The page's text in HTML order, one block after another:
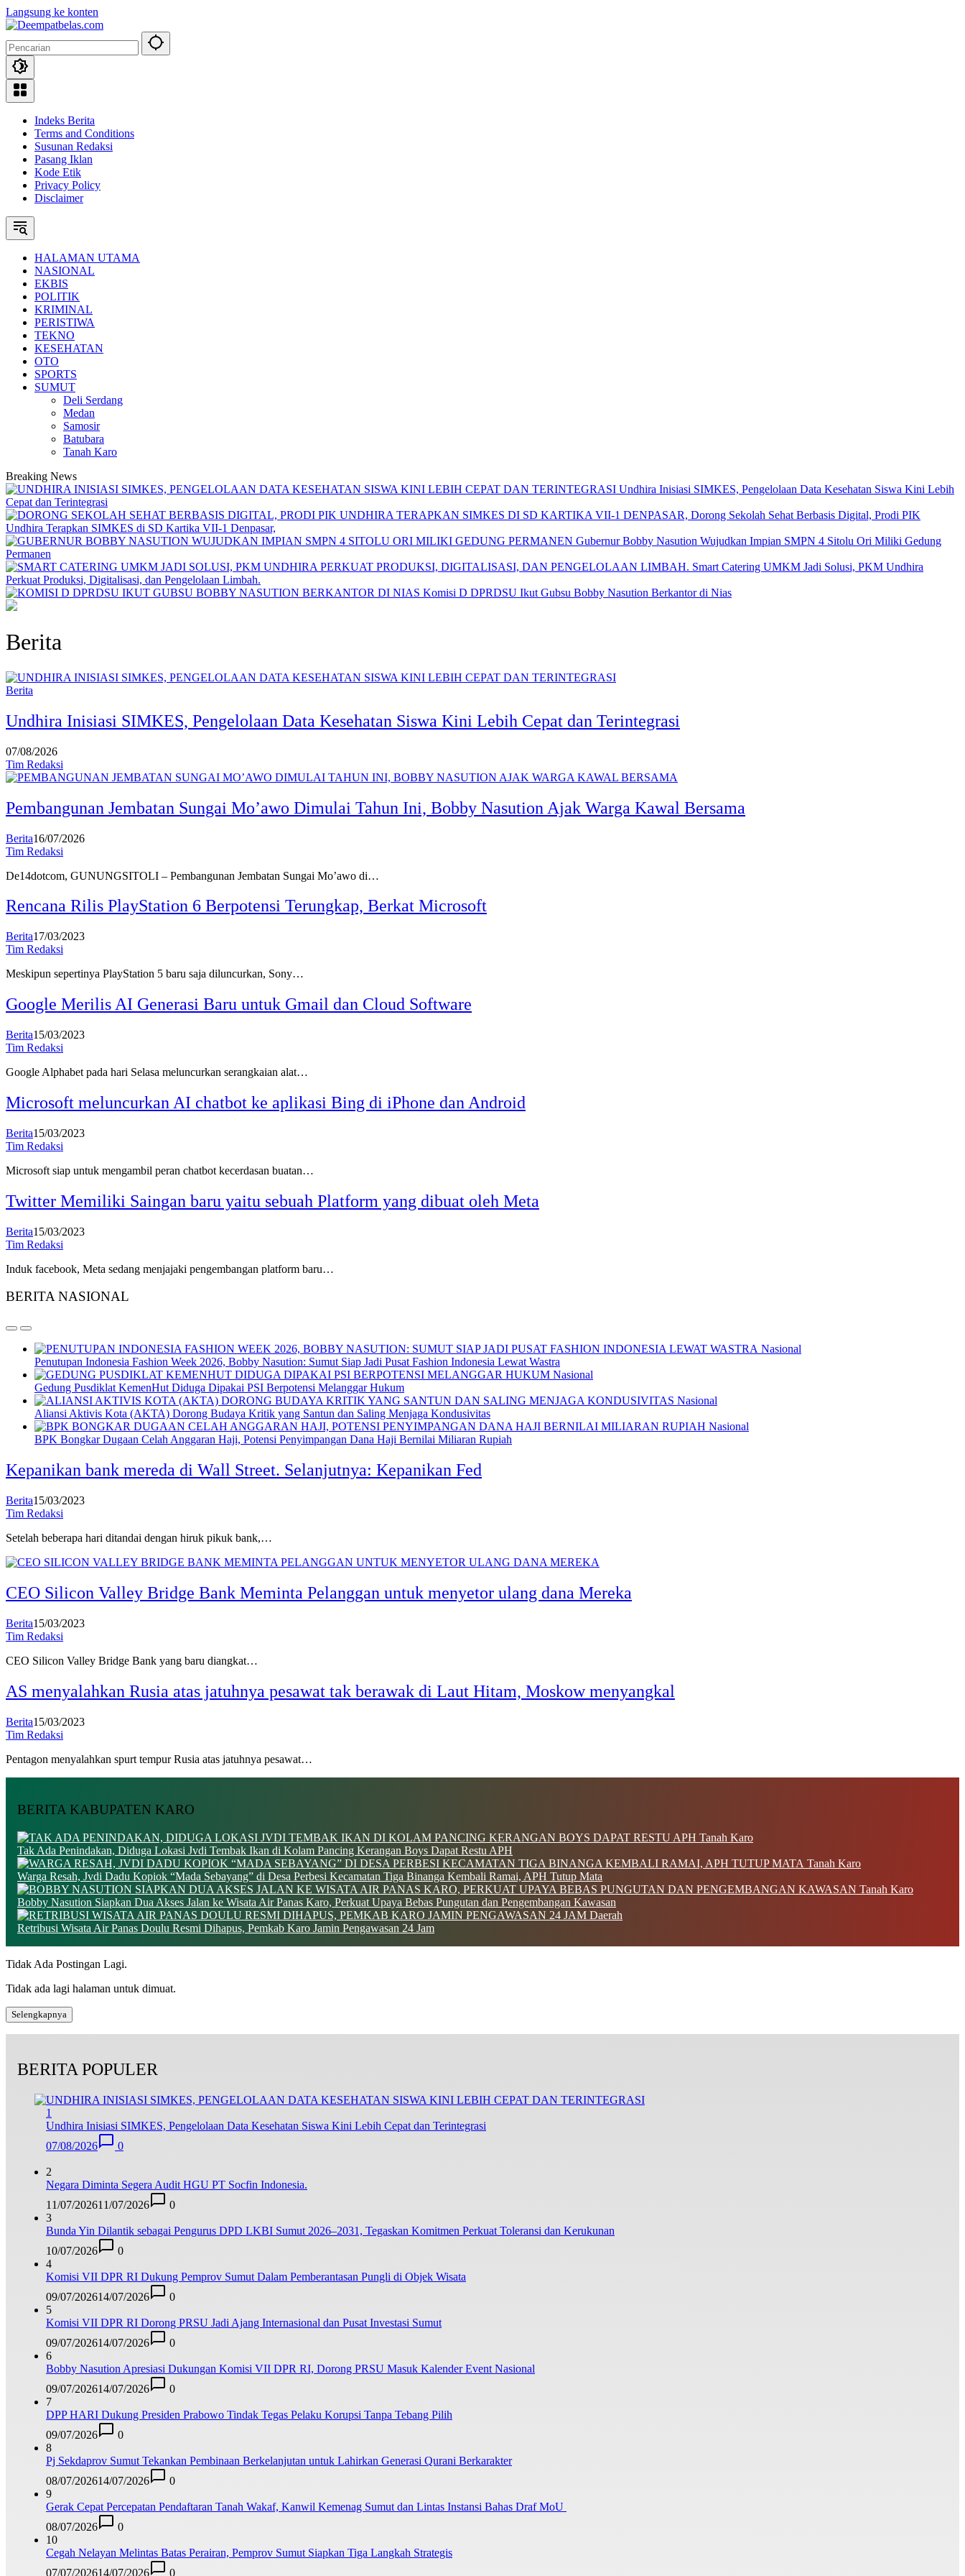
Langsung ke konten
Indeks Berita
Terms and Conditions
Susunan Redaksi
Pasang Iklan
Kode Etik
Privacy Policy
Disclaimer
HALAMAN UTAMA
NASIONAL
EKBIS
POLITIK
KRIMINAL
PERISTIWA
TEKNO
KESEHATAN
OTO
SPORTS
SUMUT
Deli Serdang
Medan
Samosir
Batubara
Tanah Karo
Breaking News
Undhira Inisiasi SIMKES, Pengelolaan Data Kesehatan Siswa Kini Lebih
Cepat dan Terintegrasi
Dorong Sekolah Sehat Berbasis Digital, Prodi PIK
Undhira Terapkan SIMKES di SD Kartika VII-1 Denpasar,
Gubernur Bobby Nasution Wujudkan Impian SMPN 4 Sitolu Ori Miliki Gedung
Permanen
Smart Catering UMKM Jadi Solusi, PKM Undhira
Perkuat Produksi, Digitalisasi, dan Pengelolaan Limbah.
Komisi D DPRDSU Ikut Gubsu Bobby Nasution Berkantor di Nias
Berita
Berita
Undhira Inisiasi SIMKES, Pengelolaan Data Kesehatan Siswa Kini Lebih Cepat dan Terintegrasi
07/08/2026
Tim Redaksi
Pembangunan Jembatan Sungai Mo’awo Dimulai Tahun Ini, Bobby Nasution Ajak Warga Kawal Bersama
Berita16/07/2026
Tim Redaksi
De14dotcom, GUNUNGSITOLI – Pembangunan Jembatan Sungai Mo’awo di…
Rencana Rilis PlayStation 6 Berpotensi Terungkap, Berkat Microsoft
Berita17/03/2023
Tim Redaksi
Meskipun sepertinya PlayStation 5 baru saja diluncurkan, Sony…
Google Merilis AI Generasi Baru untuk Gmail dan Cloud Software
Berita15/03/2023
Tim Redaksi
Google Alphabet pada hari Selasa meluncurkan serangkaian alat…
Microsoft meluncurkan AI chatbot ke aplikasi Bing di iPhone dan Android
Berita15/03/2023
Tim Redaksi
Microsoft siap untuk mengambil peran chatbot kecerdasan buatan…
Twitter Memiliki Saingan baru yaitu sebuah Platform yang dibuat oleh Meta
Berita15/03/2023
Tim Redaksi
Induk facebook, Meta sedang menjajaki pengembangan platform baru…
BERITA NASIONAL
Nasional
Penutupan Indonesia Fashion Week 2026, Bobby Nasution: Sumut Siap Jadi Pusat Fashion Indonesia Lewat Wastra
Nasional
Gedung Pusdiklat KemenHut Diduga Dipakai PSI Berpotensi Melanggar Hukum
Nasional
Aliansi Aktivis Kota (AKTA) Dorong Budaya Kritik yang Santun dan Saling Menjaga Kondusivitas
Nasional
BPK Bongkar Dugaan Celah Anggaran Haji, Potensi Penyimpangan Dana Haji Bernilai Miliaran Rupiah
Kepanikan bank mereda di Wall Street. Selanjutnya: Kepanikan Fed
Berita15/03/2023
Tim Redaksi
Setelah beberapa hari ditandai dengan hiruk pikuk bank,…
CEO Silicon Valley Bridge Bank Meminta Pelanggan untuk menyetor ulang dana Mereka
Berita15/03/2023
Tim Redaksi
CEO Silicon Valley Bridge Bank yang baru diangkat…
AS menyalahkan Rusia atas jatuhnya pesawat tak berawak di Laut Hitam, Moskow menyangkal
Berita15/03/2023
Tim Redaksi
Pentagon menyalahkan spurt tempur Rusia atas jatuhnya pesawat…
BERITA KABUPATEN KARO
Tanah Karo
Tak Ada Penindakan, Diduga Lokasi Jvdi Tembak Ikan di Kolam Pancing Kerangan Boys Dapat Restu APH
Tanah Karo
Warga Resah, Jvdi Dadu Kopiok “Mada Sebayang” di Desa Perbesi Kecamatan Tiga Binanga Kembali Ramai, APH Tutup Mata
Tanah Karo
Bobby Nasution Siapkan Dua Akses Jalan ke Wisata Air Panas Karo, Perkuat Upaya Bebas Pungutan dan Pengembangan Kawasan
Daerah
Retribusi Wisata Air Panas Doulu Resmi Dihapus, Pemkab Karo Jamin Pengawasan 24 Jam
Tidak Ada Postingan Lagi.
Tidak ada lagi halaman untuk dimuat.
Selengkapnya
BERITA POPULER
1
Undhira Inisiasi SIMKES, Pengelolaan Data Kesehatan Siswa Kini Lebih Cepat dan Terintegrasi
07/08/2026
0
2
Negara Diminta Segera Audit HGU PT Socfin Indonesia.
11/07/202611/07/2026
0
3
Bunda Yin Dilantik sebagai Pengurus DPD LKBI Sumut 2026–2031, Tegaskan Komitmen Perkuat Toleransi dan Kerukunan
10/07/2026
0
4
Komisi VII DPR RI Dukung Pemprov Sumut Dalam Pemberantasan Pungli di Objek Wisata
09/07/202614/07/2026
0
5
Komisi VII DPR RI Dorong PRSU Jadi Ajang Internasional dan Pusat Investasi Sumut
09/07/202614/07/2026
0
6
Bobby Nasution Apresiasi Dukungan Komisi VII DPR RI, Dorong PRSU Masuk Kalender Event Nasional
09/07/202614/07/2026
0
7
DPP HARI Dukung Presiden Prabowo Tindak Tegas Pelaku Korupsi Tanpa Tebang Pilih
09/07/2026
0
8
Pj Sekdaprov Sumut Tekankan Pembinaan Berkelanjutan untuk Lahirkan Generasi Qurani Berkarakter
08/07/202614/07/2026
0
9
Gerak Cepat Percepatan Pendaftaran Tanah Wakaf, Kanwil Kemenag Sumut dan Lintas Instansi Bahas Draf MoU
08/07/2026
0
10
Cegah Nelayan Melintas Batas Perairan, Pemprov Sumut Siapkan Tiga Langkah Strategis
07/07/202614/07/2026 0